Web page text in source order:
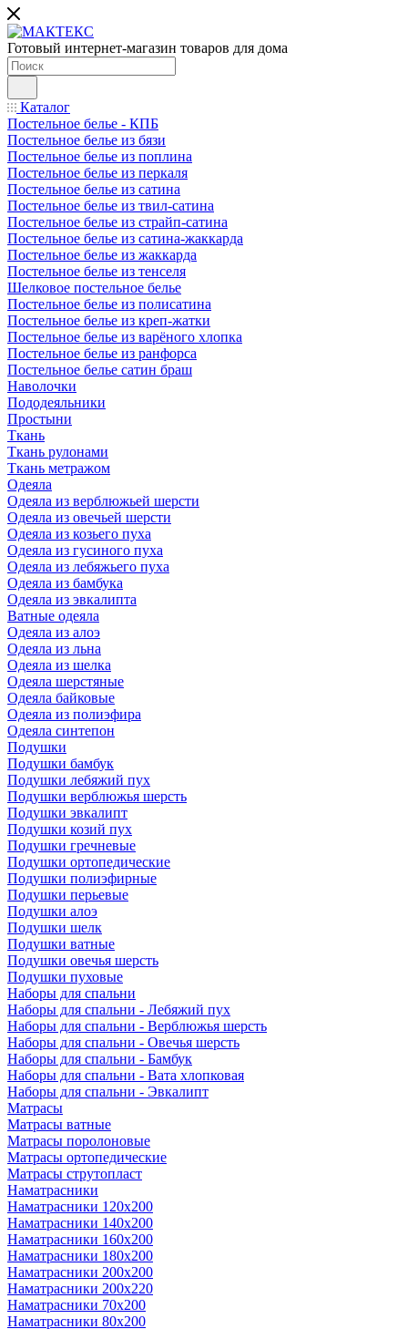
Готовый интернет-магазин товаров для дома
Каталог
Постельное белье - КПБ
Постельное белье из бязи
Постельное белье из поплина
Постельное белье из перкаля
Постельное белье из сатина
Постельное белье из твил-сатина
Постельное белье из страйп-сатина
Постельное белье из сатина-жаккарда
Постельное белье из жаккарда
Постельное белье из тенселя
Шелковое постельное белье
Постельное белье из полисатина
Постельное белье из креп-жатки
Постельное белье из варёного хлопка
Постельное белье из ранфорса
Постельное белье сатин браш
Наволочки
Пододеяльники
Простыни
Ткань
Ткань рулонами
Ткань метражом
Одеяла
Одеяла из верблюжьей шерсти
Одеяла из овечьей шерсти
Одеяла из козьего пуха
Одеяла из гусиного пуха
Одеяла из лебяжьего пуха
Одеяла из бамбука
Одеяла из эвкалипта
Ватные одеяла
Одеяла из алоэ
Одеяла из льна
Одеяла из шелка
Одеяла шерстяные
Одеяла байковые
Одеяла из полиэфира
Одеяла синтепон
Подушки
Подушки бамбук
Подушки лебяжий пух
Подушки верблюжья шерсть
Подушки эвкалипт
Подушки козий пух
Подушки гречневые
Подушки ортопедические
Подушки полиэфирные
Подушки перьевые
Подушки алоэ
Подушки шелк
Подушки ватные
Подушки овечья шерсть
Подушки пуховые
Наборы для спальни
Наборы для спальни - Лебяжий пух
Наборы для спальни - Верблюжья шерсть
Наборы для спальни - Овечья шерсть
Наборы для спальни - Бамбук
Наборы для спальни - Вата хлопковая
Наборы для спальни - Эвкалипт
Матрасы
Матрасы ватные
Матрасы поролоновые
Матрасы ортопедические
Матрасы струтопласт
Наматрасники
Наматрасники 120х200
Наматрасники 140х200
Наматрасники 160х200
Наматрасники 180х200
Наматрасники 200х200
Наматрасники 200х220
Наматрасники 70х200
Наматрасники 80х200